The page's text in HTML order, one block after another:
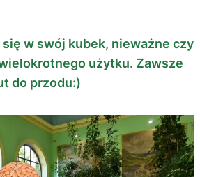
w swój kubek, nieważne czy
użytku. Zawsze
do przodu:)